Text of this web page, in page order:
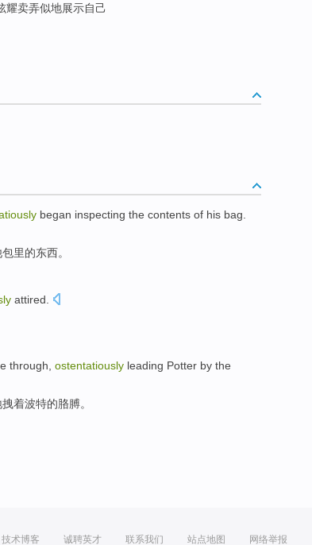
耀卖弄似地展示自己
began inspecting the contents of his bag.
包里的东西。
attired.
through, ostentatiously leading Potter by the
拽着波特的胳膊。
技术博客 诚聘英才 联系我们 站点地图 网络举报